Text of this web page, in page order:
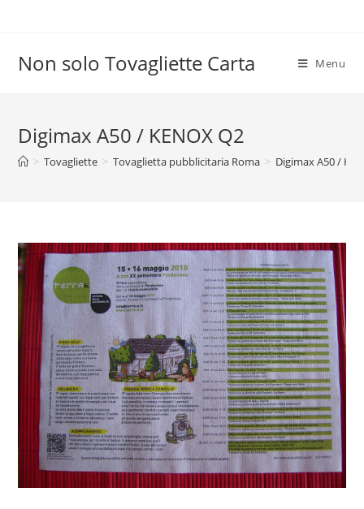
Non solo Tovagliette Carta Menu
Digimax A50 / KENOX Q2
> Tovagliette > Tovaglietta pubblicitaria Roma > Digimax A50 /